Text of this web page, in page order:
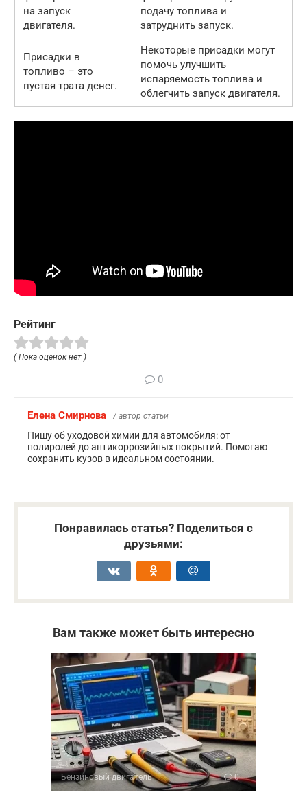
на запуск
двигателя.
подачу топлива и
затруднить запуск.
Присадки в
топливо – это
пустая трата денег.
Некоторые присадки могут
помочь улучшить
испаряемость топлива и
облегчить запуск двигателя.
Рейтинг
( Пока оценок нет )
0
Елена Смирнова / автор статьи
Пишу об уходовой химии для автомобиля: от
полиролей до антикоррозийных покрытий. Помогаю
сохранить кузов в идеальном состоянии.
Понравилась статья? Поделиться с
друзьями:
Вам также может быть интересно
Бензиновый двигатель 0